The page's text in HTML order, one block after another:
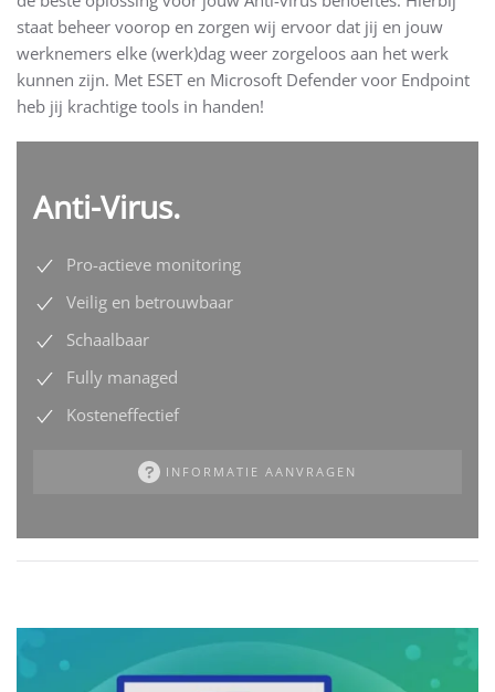
staat beheer voorop en zorgen wij ervoor dat jij en jouw
werknemers elke (werk)dag weer zorgeloos aan het werk
kunnen zijn. Met ESET en Microsoft Defender voor Endpoint
heb jij krachtige tools in handen!
Anti-Virus.
Pro-actieve monitoring
Veilig en betrouwbaar
Schaalbaar
Fully managed
Kosteneffectief
INFORMATIE AANVRAGEN